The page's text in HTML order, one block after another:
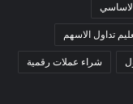
تداول الاسهم
شراء عملات رقمية